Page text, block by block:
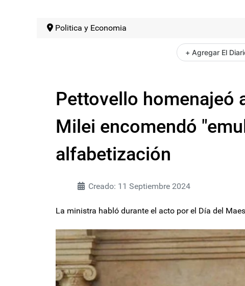
Politica y Economia
+ Agregar El
Pettovello homenajeó
Milei encomendó
alfabetización
Creado: 11 Septiembre 2024
La ministra habló durante el acto por el Día del